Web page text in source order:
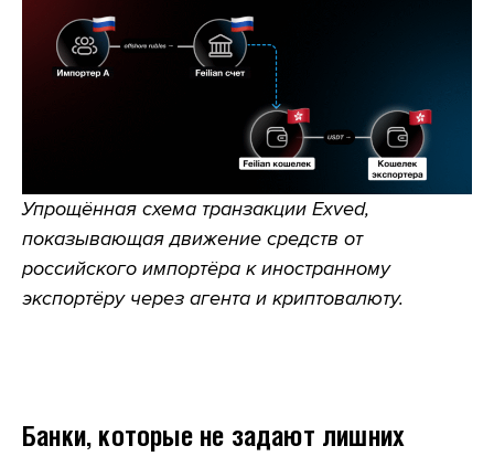
Упрощённая схема транзакции Exved,
показывающая движение средств от
российского импортёра к иностранному
экспортёру через агента и криптовалюту.
Банки, которые не задают лишних